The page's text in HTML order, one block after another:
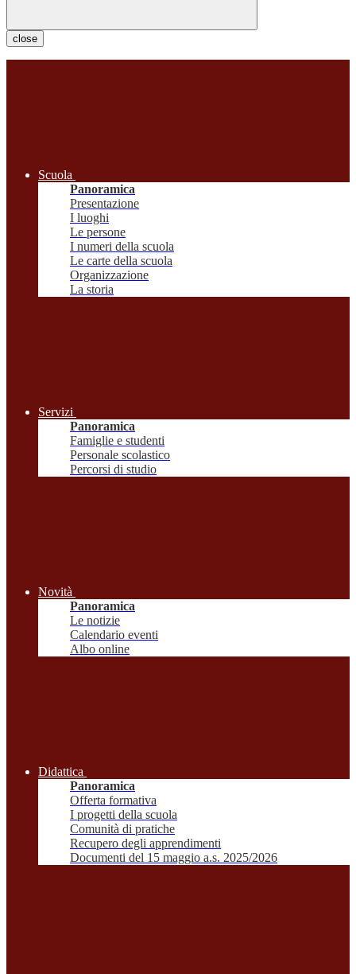
close
Scuola
Panoramica
Presentazione
I luoghi
Le persone
I numeri della scuola
Le carte della scuola
Organizzazione
La storia
Servizi
Panoramica
Famiglie e studenti
Personale scolastico
Percorsi di studio
Novità
Panoramica
Le notizie
Calendario eventi
Albo online
Didattica
Panoramica
Offerta formativa
I progetti della scuola
Comunità di pratiche
Recupero degli apprendimenti
Documenti del 15 maggio a.s. 2025/2026